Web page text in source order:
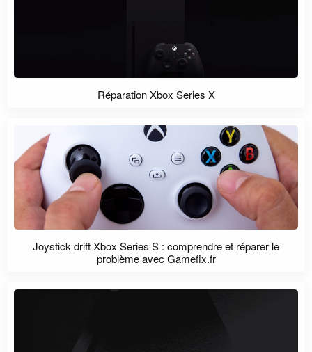
Réparation Xbox Series X
Joystick drift Xbox Series S : comprendre et réparer le
problème avec Gamefix.fr